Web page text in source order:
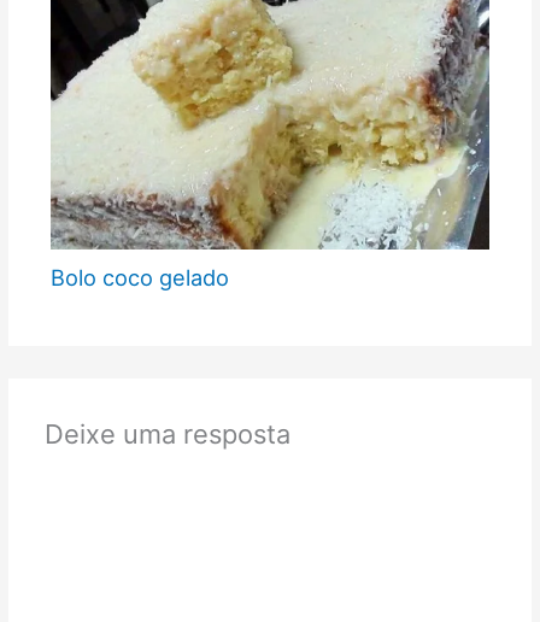
Bolo coco gelado
Deixe uma resposta